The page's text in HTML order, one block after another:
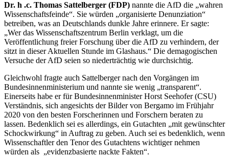
Dr. h .c. Thomas Sattelberger (FDP) nannte die AfD die „wahren
Wissenschaftsfeinde“. Sie würden „organisierte Denunziation“
betreiben, was an Deutschlands dunkle Jahre erinnere. Er sagte:
„Wer das Wissenschaftszentrum Berlin verklagt, um die
Veröffentlichung freier Forschung über die AfD zu verhindern, der
sitzt in dieser Aktuellen Stunde im Glashaus.“ Die demagogischen
Versuche der AfD seien so niederträchtig wie durchsichtig.
Gleichwohl fragte auch Sattelberger nach den Vorgängen im
Bundesinnenministerium und nannte sie wenig „transparent“.
Einerseits habe er für Bundesinnenminister Horst Seehofer (CSU)
Verständnis, sich angesichts der Bilder von Bergamo im Frühjahr
2020 von den besten Forscherinnen und Forschern beraten zu
lassen. Bedenklich sei es allerdings, ein Gutachten „mit gewünschter
Schockwirkung“ in Auftrag zu geben. Auch sei es bedenklich, wenn
Wissenschaftler den Tenor des Gutachtens wichtiger nehmen
würden als „evidenzbasierte nackte Fakten“.